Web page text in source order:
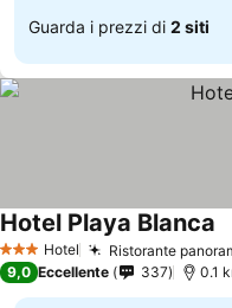
Guarda i prezzi di 2 siti
3 StelleHotel Ristorante
Hotel Playa Blanca
9,0 Eccellente 337 0.1